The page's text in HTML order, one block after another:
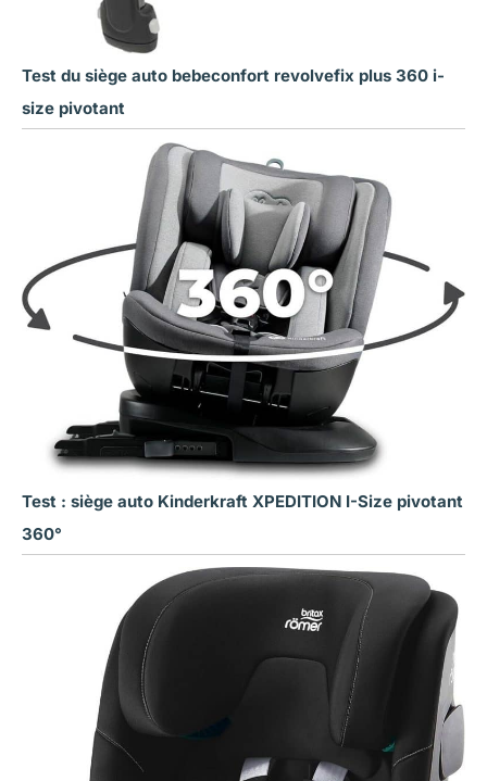
Test du siège auto bebeconfort revolvefix plus 360 i-
size pivotant
Test : siège auto Kinderkraft XPEDITION I-Size pivotant
360°